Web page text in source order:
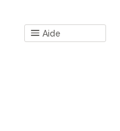
Aide